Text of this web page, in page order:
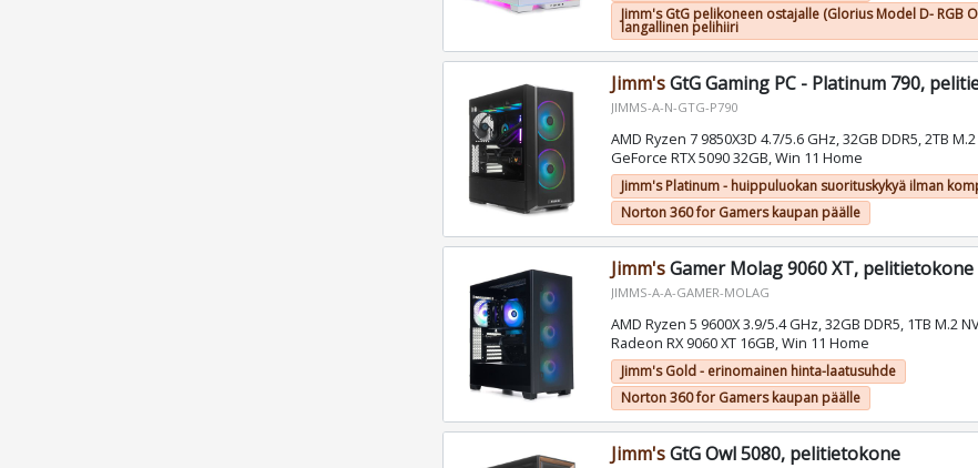
Jimm's GtG pelikoneen ostajalle (Glorius Model D- RGB
langallinen pelihiiri
Jimm'sGtG Gaming PC - Platinum 790,
JIMMS-A-N-GTG-P790
AMD Ryzen 7 9850X3D 4.7/5.6 GHz, 32GB DDR5, 2TB
GeForce RTX 5090 32GB, Win 11 Home
Jimm's Platinum - huippuluokan suorituskykyä ilman
Norton 360 for Gamers kaupan päälle
Jimm'sGamer Molag 9060 XT, pelitietokone
JIMMS-A-A-GAMER-MOLAG
AMD Ryzen 5 9600X 3.9/5.4 GHz, 32GB DDR5, 1TB M.2
Radeon RX 9060 XT 16GB, Win 11 Home
Jimm's Gold - erinomainen hinta-laatusuhde
Norton 360 for Gamers kaupan päälle
Jimm'sGtG Owl 5080, pelitietokone